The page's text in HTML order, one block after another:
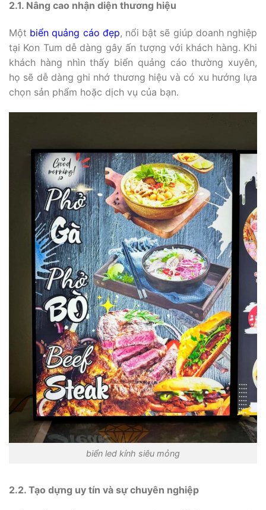
2.1. Nâng cao nhận diện thương hiệu
Một biển quảng cáo đẹp, nổi bật sẽ giúp doanh nghiệp
tại Kon Tum dễ dàng gây ấn tượng với khách hàng. Khi
khách hàng nhìn thấy biển quảng cáo thường xuyên,
họ sẽ dễ dàng ghi nhớ thương hiệu và có xu hướng lựa
chọn sản phẩm hoặc dịch vụ của bạn.
biển led kính siêu mỏng
2.2. Tạo dựng uy tín và sự chuyên nghiệp